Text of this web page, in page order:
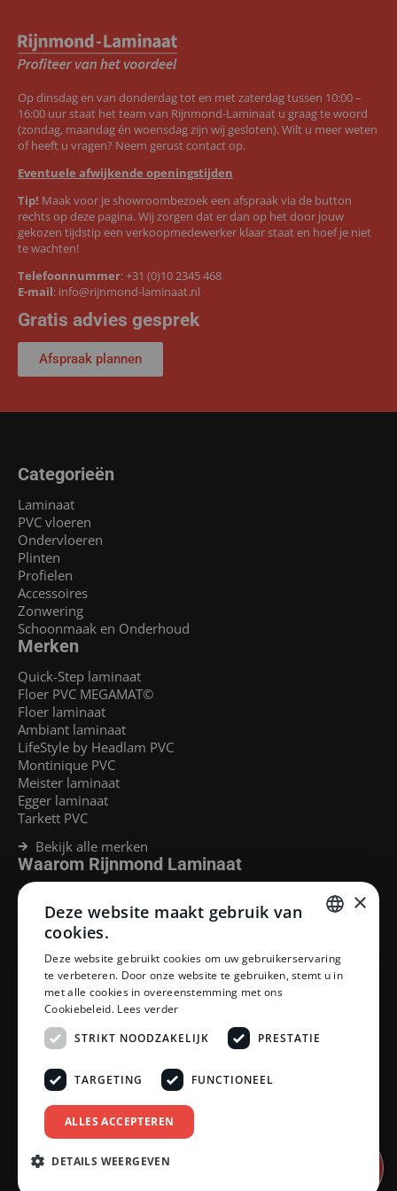
Op dinsdag en van donderdag tot en met zaterdag tussen 10:00 –
16:00 uur staat het team van Rijnmond-Laminaat u graag te woord
(zondag, maandag én woensdag zijn wij gesloten). Wilt u meer weten
of heeft u vragen? Neem gerust contact op.
Eventuele afwijkende openingstijden
Tip! Maak voor je showroombezoek een afspraak via de button
rechts op deze pagina. Wij zorgen dat er dan op het door jouw
gekozen tijdstip een verkoopmedewerker klaar staat en hoef je niet
te wachten!
Telefoonnummer:+31 (0)10 2345 468
E-mail: info@rijnmond-laminaat.nl
Gratis advies gesprek
Afspraak plannen
Categorieën
Laminaat
PVC vloeren
Ondervloeren
Plinten
Profielen
Accessoires
Zonwering
Schoonmaak en Onderhoud
Merken
Quick-Step laminaat
Floer PVC MEGAMAT©
Floer laminaat
Ambiant laminaat
LifeStyle by Headlam PVC
Montinique PVC
Meister laminaat
Egger laminaat
Tarkett PVC
Bekijk alle merken
Waarom Rijnmond Laminaat
Legservice
Laminaat Capelle aan den Ijssel
Laminaat voor vloerverwarming
Klantenservice
Betaalmethoden
Openingstijden showroom
Afhalen en bezorgen
Retourprocedure
Veelgestelde vragen
Legservice
Neem contact op
Reviewpolicy
Privacy policy
Algemene voorwaarden
DUTCH
×
Deze website maakt gebruik van
cookies.
Deze website gebruikt cookies om uw gebruikerservaring
te verbeteren. Door onze website te gebruiken, stemt u in
met alle cookies in overeenstemming met ons
Cookiebeleid. Lees verder
STRIKT NOODZAKELIJK
PRESTATIE
TARGETING FUNCTIONEEL
ALLES ACCEPTEREN
DETAILS WEERGEVEN